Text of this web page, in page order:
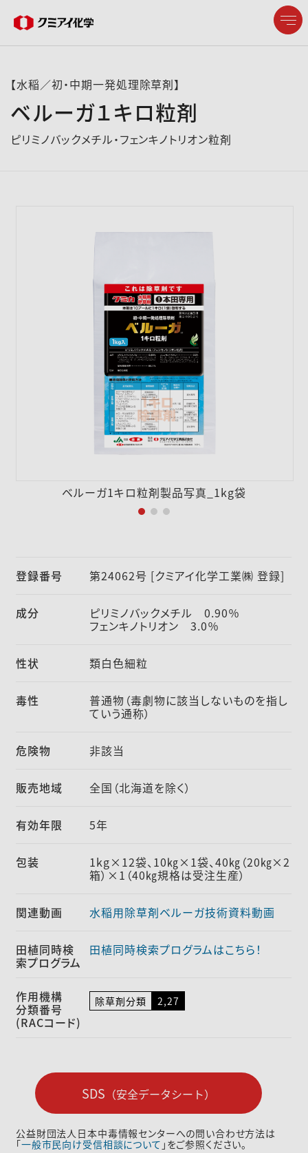
English
企業情報
サステナビリティ
株主・投資家情報
【水稲／初・中期一発処理除草剤】
ベルーガ１キロ粒剤
ピリミノバックメチル・フェンキノトリオン粒剤
ベルーガ1キロ粒剤製品写真_1kg袋
SDS （安全データシート）
公益財団法人日本中毒情報センターへの問い合わせ方法は
「一般市民向け受信相談について 」をご参照ください。
登録番号 第24062号 [クミアイ化学工業㈱ 登録]
成分 ピリミノバックメチル 0.90％
フェンキノトリオン 3.0％
性状 類白色細粒
毒性 普通物（毒劇物に該当しないものを指し
ていう通称）
危険物 非該当
販売地域 全国（北海道を除く）
有効年限 5年
包装 1kg×12袋、10㎏×1袋、40㎏（20㎏×2
箱）×1（40㎏規格は受注生産）
関連動画 水稲用除草剤ベルーガ技術資料動画
田植同時検
索プログラム
田植同時検索プログラムはこちら！
作用機構
分類番号
(RACコード)
除草剤分類 2,27